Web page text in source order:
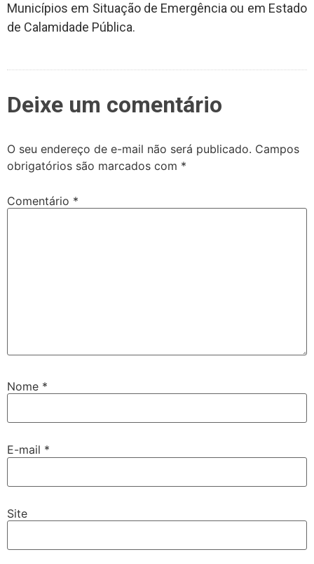
Municípios em Situação de Emergência ou em Estado
de Calamidade Pública.
Deixe um comentário
O seu endereço de e-mail não será publicado. Campos
obrigatórios são marcados com *
Comentário *
Nome *
E-mail *
Site